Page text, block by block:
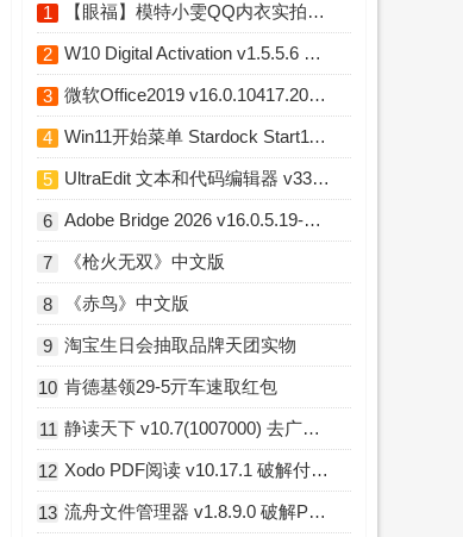
1 【眼福】模特小雯QQ内衣实拍L露图舞蹈小庚网专属福利
2 W10 Digital Activation v1.5.5.6 Win10永久激活工具
3 微软Office2019 v16.0.10417.20176 直装破解版
4 Win11开始菜单 Stardock Start11 v2.7.3 破解版
5 UltraEdit 文本和代码编辑器 v33.0.0.23 中文破解版
6 Adobe Bridge 2026 v16.0.5.19-m0nkrus 多语言破解版
7 《枪火无双》中文版
8 《赤鸟》中文版
9 淘宝生日会抽取品牌天团实物
10 肯德基领29-5亓车速取红包
11 静读天下 v10.7(1007000) 去广告破解版
12 Xodo PDF阅读 v10.17.1 破解付费专业版
13 流舟文件管理器 v1.8.9.0 破解Pro专业版